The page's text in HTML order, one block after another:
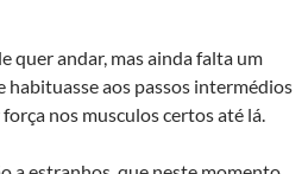
quer andar, mas ainda falta um
habituasse aos passos intermédios
nos musculos certos até lá.